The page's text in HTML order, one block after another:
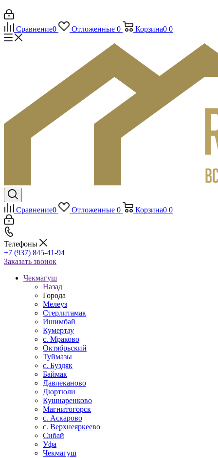
Сравнение0 Отложенные 0 Корзина0 0
Сравнение0 Отложенные 0 Корзина0 0
Телефоны
+7 (937) 845-41-94
Заказать звонок
Чекмагуш
Назад
Города
Мелеуз
Стерлитамак
Ишимбай
Кумертау
c. Мраково
Октябрьский
Туймазы
c. Буздяк
Баймак
Давлеканово
Дюртюли
Кушнаренково
Магнитогорск
с. Аскарово
с. Верхнеяркеево
Сибай
Уфа
Чекмагуш